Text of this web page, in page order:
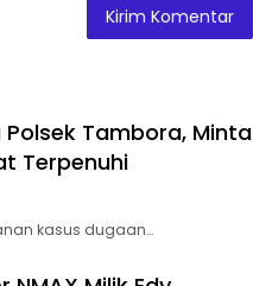
Tambora, Minta
Terpenuhi
kasus dugaan…